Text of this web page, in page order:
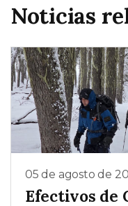
Noticias
05 de agosto de
Efectivos de